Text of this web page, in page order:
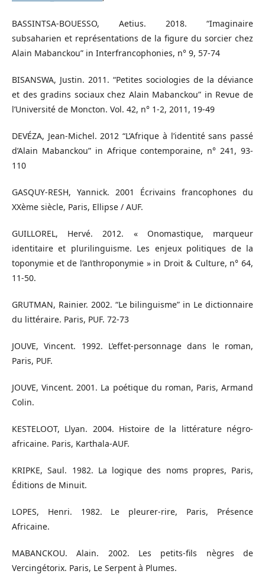
BASSINTSA-BOUESSO, Aetius. 2018. “Imaginaire
subsaharien et représentations de la figure du sorcier chez
Alain Mabanckou” in Interfrancophonies, n° 9, 57-74
BISANSWA, Justin. 2011. “Petites sociologies de la déviance
et des gradins sociaux chez Alain Mabanckou” in Revue de
l’Université de Moncton. Vol. 42, n° 1-2, 2011, 19-49
DEVÉZA, Jean-Michel. 2012 “L’Afrique à l’identité sans passé
d’Alain Mabanckou” in Afrique contemporaine, n° 241, 93-
110
GASQUY-RESH, Yannick. 2001 Écrivains francophones du
XXème siècle, Paris, Ellipse / AUF.
GUILLOREL, Hervé. 2012. « Onomastique, marqueur
identitaire et plurilinguisme. Les enjeux politiques de la
toponymie et de l’anthroponymie » in Droit & Culture, n° 64,
11-50.
GRUTMAN, Rainier. 2002. “Le bilinguismeˮ in Le dictionnaire
du littéraire. Paris, PUF. 72-73
JOUVE, Vincent. 1992. L’effet-personnage dans le roman,
Paris, PUF.
JOUVE, Vincent. 2001. La poétique du roman, Paris, Armand
Colin.
KESTELOOT, Llyan. 2004. Histoire de la littérature négro-
africaine. Paris, Karthala-AUF.
KRIPKE, Saul. 1982. La logique des noms propres, Paris,
Éditions de Minuit.
LOPES, Henri. 1982. Le pleurer-rire, Paris, Présence
Africaine.
MABANCKOU. Alain. 2002. Les petits-fils nègres de
Vercingétorix. Paris, Le Serpent à Plumes.